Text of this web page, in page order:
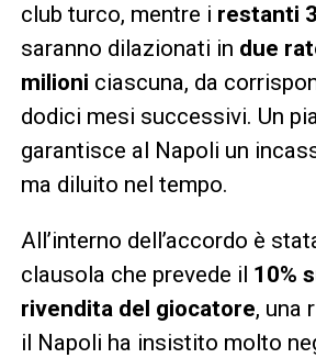
club turco, mentre i restanti
saranno dilazionati in due
milioni ciascuna, da
dodici mesi successivi. Un
garantisce al Napoli un
ma diluito nel tempo.
All’interno dell’accordo è
clausola che prevede il 10%
rivendita del giocatore, una
il Napoli ha insistito molto